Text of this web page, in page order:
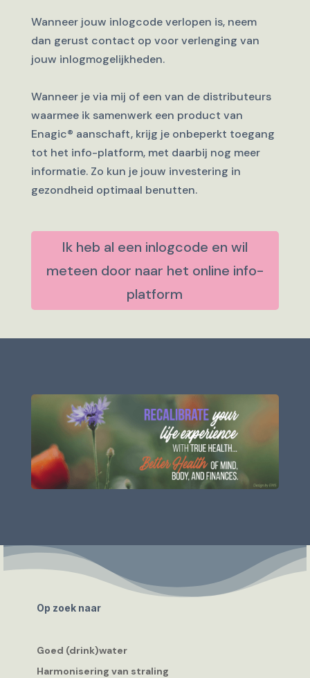
Wanneer jouw inlogcode verlopen is, neem
dan gerust contact op voor verlenging van
jouw inlogmogelijkheden.
Wanneer je via mij of een van de distributeurs
waarmee ik samenwerk een product van
Enagic® aanschaft, krijg je onbeperkt toegang
tot het info-platform, met daarbij nog meer
informatie. Zo kun je jouw investering in
gezondheid optimaal benutten.
Ik heb al een inlogcode en wil
meteen door naar het online info-
platform
Op zoek naar
Goed (drink)water
Harmonisering van straling